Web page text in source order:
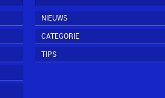
NIEUWS
CATEGORIE
TIPS